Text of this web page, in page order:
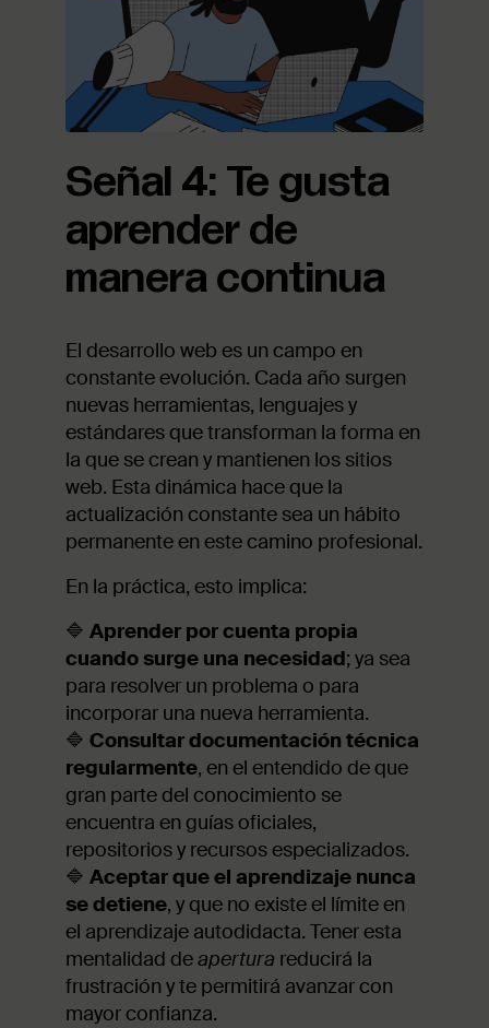
Señal 4: Te gusta
aprender de
manera continua
El desarrollo web es un campo en
constante evolución. Cada año surgen
nuevas herramientas, lenguajes y
estándares que transforman la forma en
la que se crean y mantienen los sitios
web. Esta dinámica hace que la
actualización constante sea un hábito
permanente en este camino profesional.
En la práctica, esto implica:
🔷 Aprender por cuenta propia
cuando surge una necesidad; ya sea
para resolver un problema o para
incorporar una nueva herramienta.
🔷 Consultar documentación técnica
regularmente, en el entendido de que
gran parte del conocimiento se
encuentra en guías oficiales,
repositorios y recursos especializados.
🔷 Aceptar que el aprendizaje nunca
se detiene, y que no existe el límite en
el aprendizaje autodidacta. Tener esta
mentalidad deapertura reducirá la
frustración y te permitirá avanzar con
mayor confianza.